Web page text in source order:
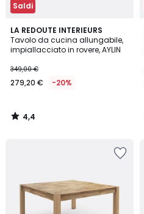
Saldi
LA REDOUTE INTERIEURS
Tavolo da cucina allungabile,
impiallacciato in rovere, AYLIN
349,00 €
279,20 € -20%
4,4
/ 5
4,4
/